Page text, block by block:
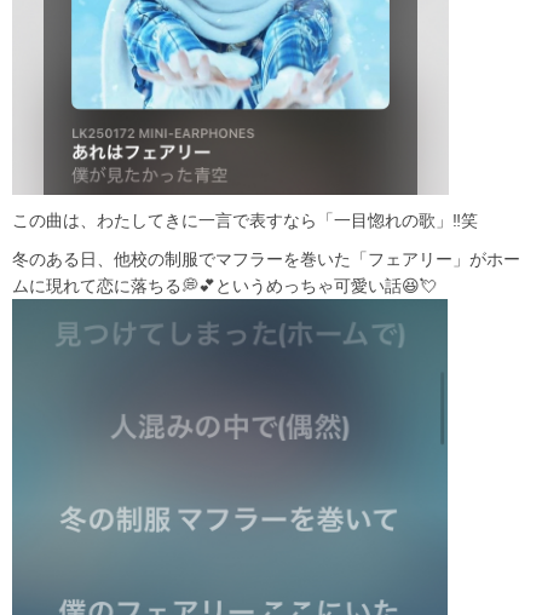
この曲は、わたしてきに一言で表すなら「一目惚れの歌」‼️笑
冬のある日、他校の制服でマフラーを巻いた「フェアリー」がホー
ムに現れて恋に落ちる💭💕というめっちゃ可愛い話😆💘